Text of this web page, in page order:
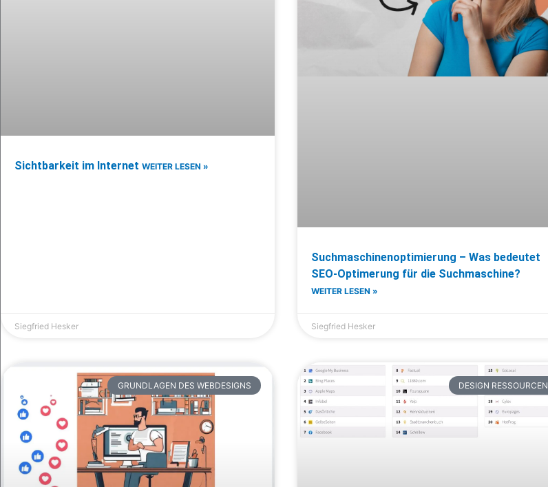
Sichtbarkeit im Internet WEITER LESEN »
Siegfried Hesker
Suchmaschinenoptimierung – Was bedeutet
SEO-Optimerung für die Suchmaschine?
WEITER LESEN »
Siegfried Hesker
GRUNDLAGEN DES WEBDESIGNS DESIGN RESSOURCEN